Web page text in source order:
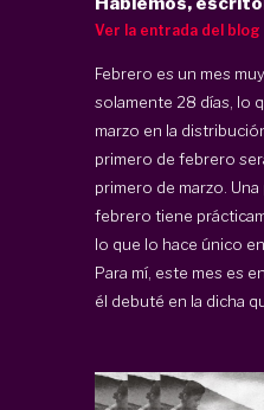
Ver la entrada del blog
Febrero es un mes
solamente 28 días, lo
marzo en la
primero de febrero
primero de marzo.
febrero tiene
lo que lo hace único
Para mí, este mes es
él debuté en la dicha